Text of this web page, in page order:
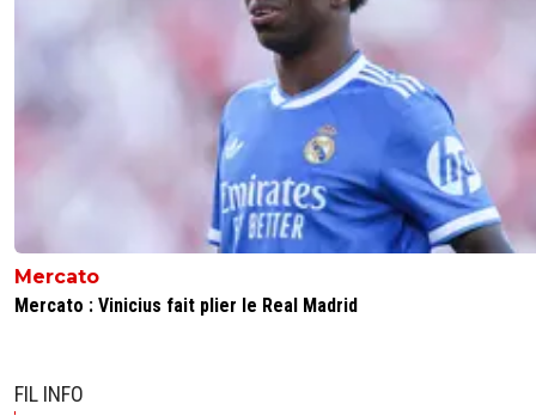
Mercato
Mercato : Vinicius fait plier le Real Madrid
FIL INFO